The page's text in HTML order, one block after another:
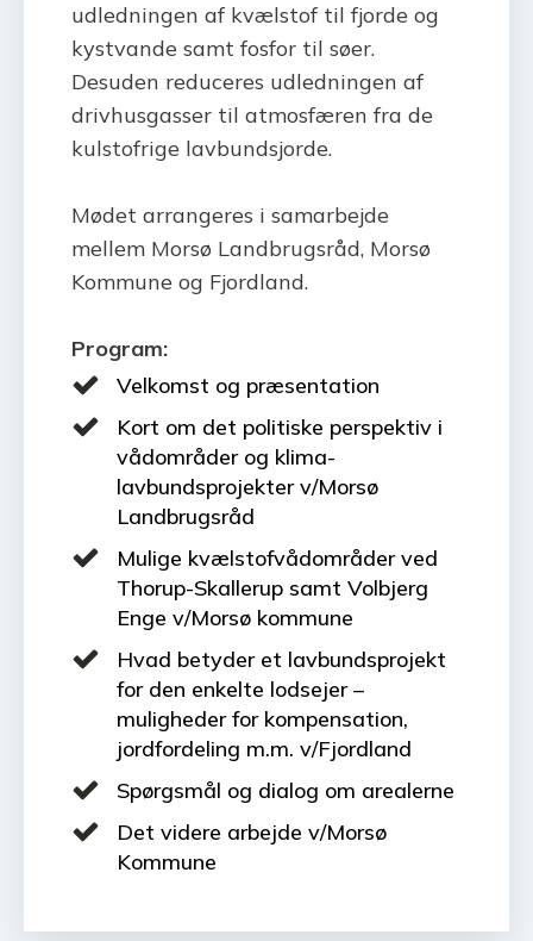
udledningen af kvælstof til fjorde og
kystvande samt fosfor til søer.
Desuden reduceres udledningen af
drivhusgasser til atmosfæren fra de
kulstofrige lavbundsjorde.
Mødet arrangeres i samarbejde
mellem Morsø Landbrugsråd, Morsø
Kommune og Fjordland.
Program:
Velkomst og præsentation
Kort om det politiske perspektiv i
vådområder og klima-
lavbundsprojekter v/Morsø
Landbrugsråd
Mulige kvælstofvådområder ved
Thorup-Skallerup samt Volbjerg
Enge v/Morsø kommune
Hvad betyder et lavbundsprojekt
for den enkelte lodsejer –
muligheder for kompensation,
jordfordeling m.m. v/Fjordland
Spørgsmål og dialog om arealerne
Det videre arbejde v/Morsø
Kommune